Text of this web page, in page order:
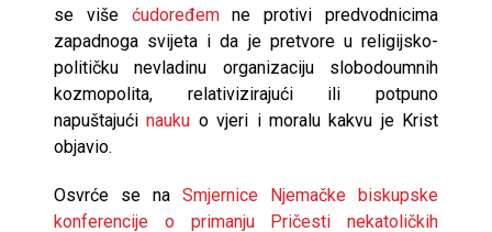
se više ćudoređemne protivi predvodnicima
zapadnoga svijeta i da je pretvore u religijsko-
političku nevladinu organizaciju slobodoumnih
kozmopolita, relativizirajući ili potpuno
napuštajućinauku o vjeri i moralu kakvu je Krist
objavio.
Osvrće se na Smjernice Njemačke biskupske
konferencije o primanju Pričesti nekatoličkih